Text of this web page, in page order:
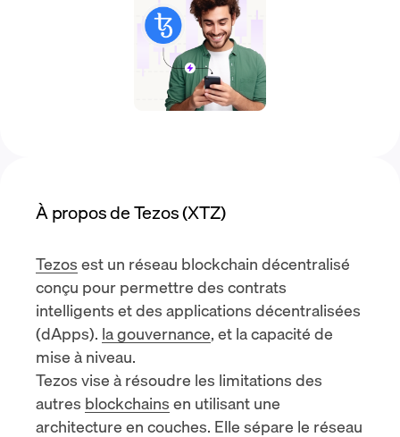
À propos de Tezos (XTZ)
Tezos est un réseau blockchain décentralisé
conçu pour permettre des contrats
intelligents etdes applications décentralisées
(dApps). la gouvernance, et la capacité de
mise à niveau.
Tezos vise à résoudre les limitations des
autres blockchains en utilisant une
architecture en couches. Elle sépare le réseau